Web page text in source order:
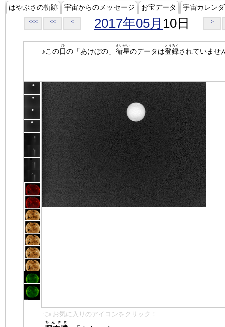
はやぶさの軌跡 宇宙からのメッセージ お宝データ 宇宙カレン
<<< << < 2017年05月 10日 >
♪この日
ひ
の「あけぼの」 衛星
えいせい
のデータは登録
とうろく
されていませ
👈 お気に入りのアイコンをクリック！
たんさき